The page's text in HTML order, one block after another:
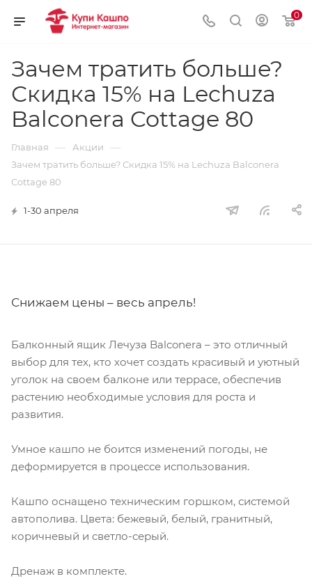
0
Зачем тратить больше?
Скидка 15% на Lechuza
Balconera Cottage 80
Главная — Акции —
Зачем тратить больше? Скидка 15% на Lechuza Balconera
Cottage 80
1-30 апреля
Снижаем цены – весь апрель!
Балконный ящик Лечуза Balconera – это отличный
выбор для тех, кто хочет создать красивый и уютный
уголок на своем балконе или террасе, обеспечив
растению необходимые условия для роста и
развития.
Умное кашпо не боится изменений погоды, не
деформируется в процессе использования.
Кашпо оснащено техническим горшком, системой
автополива. Цвета: бежевый, белый, гранитный,
коричневый и светло-серый.
Дренаж в комплекте.